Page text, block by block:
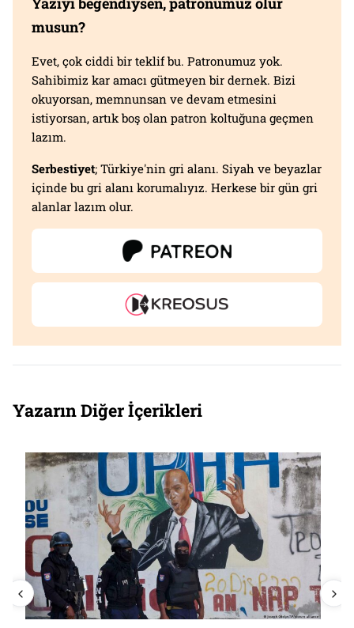
musun?
Evet, çok ciddi bir teklif bu. Patronumuz yok.
Sahibimiz kar amacı gütmeyen bir dernek. Bizi
okuyorsan, memnunsan ve devam etmesini
istiyorsan, artık boş olan patron koltuğuna geçmen
lazım.
Serbestiyet; Türkiye'nin gri alanı. Siyah ve beyazlar
içinde bu gri alanı korumalıyız. Herkese bir gün gri
alanlar lazım olur.
Yazarın Diğer İçerikleri